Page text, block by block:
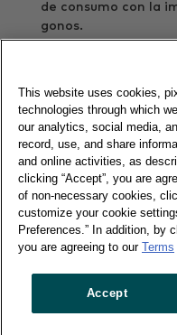
de consumo con la
gonos.
Desmitificando
29/05/2019
C?mo entender y
los ?30 mil millones
Lee más
This website uses cookies,
technologies through which
our analytics, social media,
record, use, and share
and online activities, as
clicking “Accept”, you are
of non-necessary cookies,
customize your cookie
Preferences.” In addition, by
you are agreeing to our Terms
Accept